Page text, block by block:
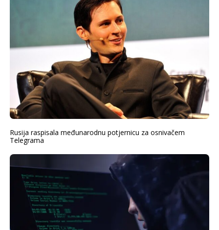
Rusija raspisala međunarodnu potjernicu za osnivačem
Telegrama